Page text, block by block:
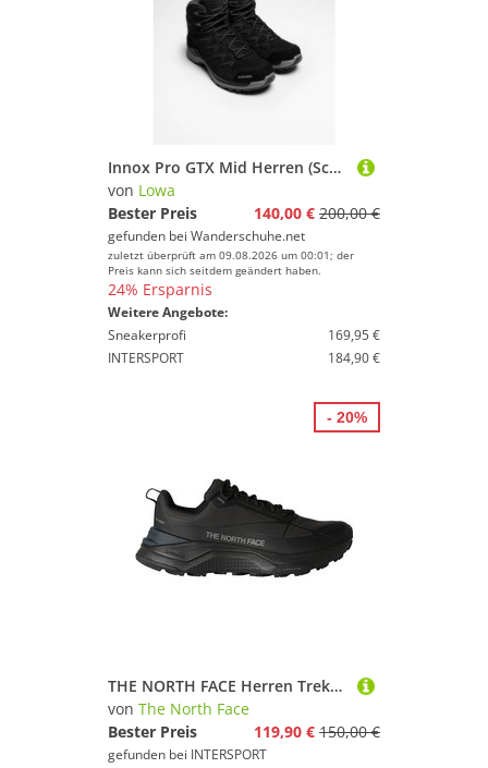
Innox Pro GTX Mid Herren (Schwarz/Grau)
von Lowa
Bester Preis
140,00 € 200,00 €
gefunden bei Wanderschuhe.net
zuletzt überprüft am 09.08.2026 um 00:01; der
Preis kann sich seitdem geändert haben.
24% Ersparnis
Weitere Angebote:
Sneakerprofi
169,95 €
INTERSPORT
184,90 €
THE NORTH FACE Herren Trekkinghalbschuhe M FASTPACK WP
von The North Face
Bester Preis
119,90 € 150,00 €
gefunden bei INTERSPORT
- 20%